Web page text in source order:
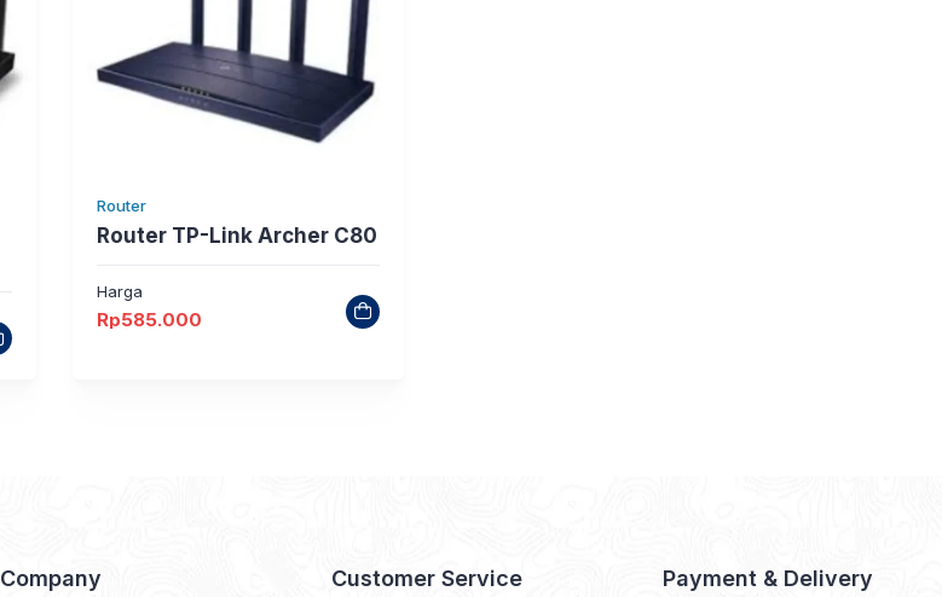
Router
Router TP-Link Archer C80
Harga
Rp585.000
Company Customer Service Payment & Delivery